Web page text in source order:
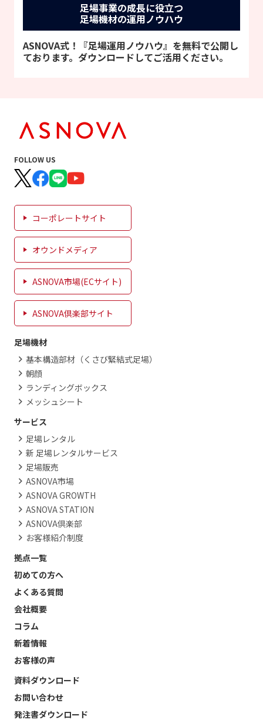
足場事業の成長に役立つ
足場機材の運用ノウハウ
ASNOVA式！『足場運用ノウハウ』を無料で公開し
ております。ダウンロードしてご活用ください。
FOLLOW US
コーポレートサイト
オウンドメディア
ASNOVA市場(ECサイト)
ASNOVA倶楽部サイト
足場機材
基本構造部材（くさび緊結式足場）
朝顔
ランディングボックス
メッシュシート
サービス
足場レンタル
新 足場レンタルサービス
足場販売
ASNOVA市場
ASNOVA GROWTH
ASNOVA STATION
ASNOVA倶楽部
お客様紹介制度
拠点一覧
初めての方へ
よくある質問
会社概要
コラム
新着情報
お客様の声
資料ダウンロード
お問い合わせ
発注書ダウンロード